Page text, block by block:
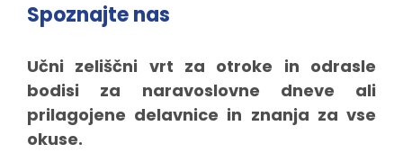
Spoznajte nas
Učni zeliščni vrt za otroke in odrasle
bodisi za naravoslovne dneve ali
prilagojene delavnice in znanja za vse
okuse.